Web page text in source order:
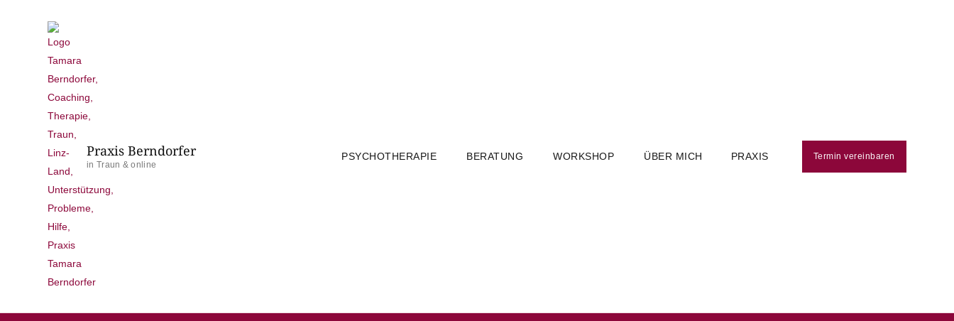
Praxis Berndorfer
in Traun & online
PSYCHOTHERAPIE BERATUNG WORKSHOP ÜBER MICH PRAXIS Termin vereinbaren